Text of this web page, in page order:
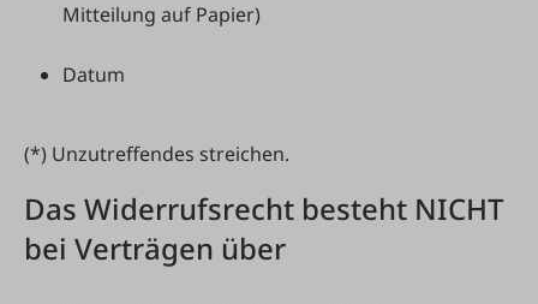
Mitteilung auf Papier)
Datum
(*) Unzutreffendes streichen.
Das Widerrufsrecht besteht NICHT
bei Verträgen über